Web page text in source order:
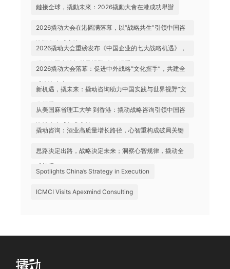
鏈接全球，撬動未來：2026撬動大會在港成功舉辦
2026撬动大会在港圆满落幕，以“战略共生”引领中国咨
询迈向全球高地
2026撬动大会重磅发布《中国企业的七大战略机遇》，
助力中国实践与世界视野“文化握手”
2026撬动大会落幕：促进中外战略“文化握手”，共建全
球咨询生态
新机遇，撬未来：撬动咨询助力中国实践与世界视野“文
化握手”
从美国麻省理工大学 到香港：撬动战略咨询引领中国咨
询站上全球行业高地
撬动咨询：酒业高质量增长路径，心智重构成破局关键
思路决定出路，战略决定未来；洞察心智规律，撬动全
球机遇
Spotlights China’s Strategy in Execution
ICMCI Visits Apexmind Consulting